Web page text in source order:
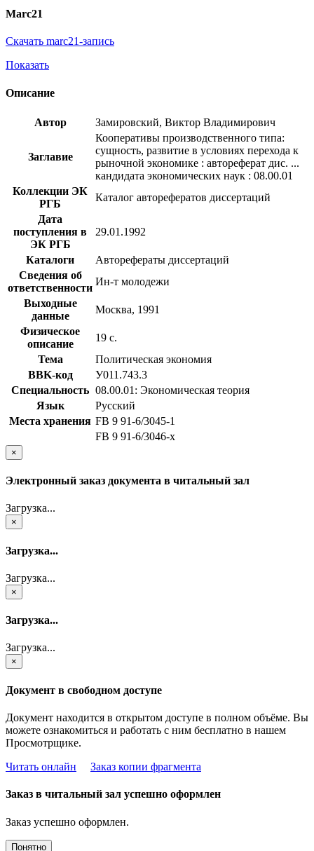
Marc21
Скачать marc21-запись
Показать
Описание
Автор Замировский, Виктор Владимирович
Заглавие
Кооперативы производственного типа:
сущность, развитие в условиях перехода к
рыночной экономике : автореферат дис. ...
кандидата экономических наук : 08.00.01
Коллекции ЭК
РГБ
Каталог авторефератов диссертаций
Дата
поступления в
ЭК РГБ
29.01.1992
Каталоги
Авторефераты диссертаций
Сведения об
ответственности
Ин-т молодежи
Выходные
данные
Москва, 1991
Физическое
описание
19 с.
Тема
Политическая экономия
BBK-код
У011.743.3
Специальность 08.00.01: Экономическая теория
Язык
Русский
Места хранения FB 9 91-6/3045-1
FB 9 91-6/3046-x
×
Электронный заказ документа в читальный зал
Загрузка...
×
Загрузка...
Загрузка...
×
Загрузка...
Загрузка...
×
Документ в свободном доступе
Документ находится в открытом доступе в полном объёме. Вы
можете ознакомиться и работать с ним бесплатно в нашем
Просмотрщике.
Читать онлайн
Заказ копии фрагмента
Заказ в читальный зал успешно оформлен
Заказ успешно оформлен.
Понятно